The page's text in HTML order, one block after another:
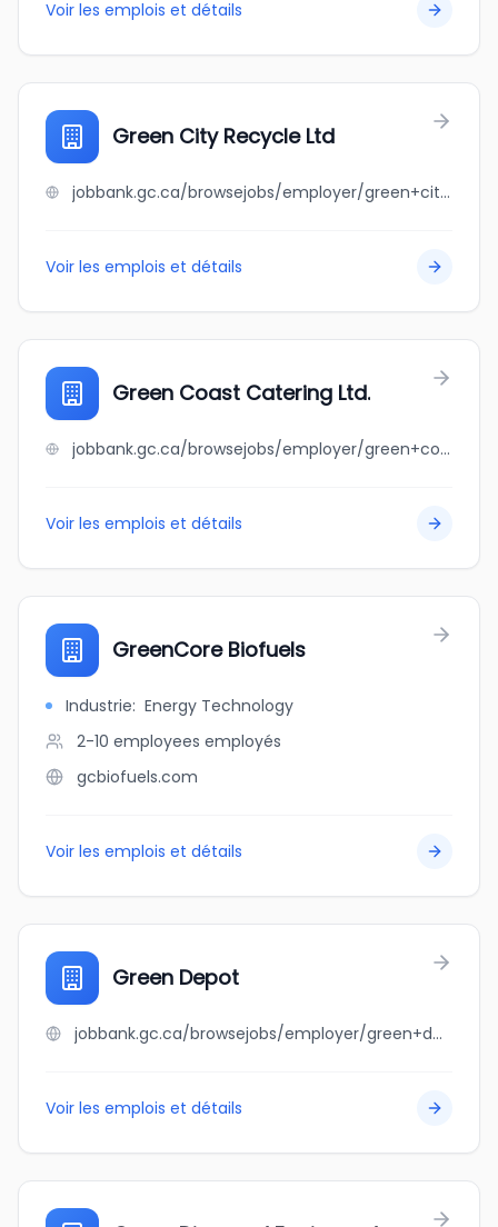
Voir les emplois et détails
Green City Recycle Ltd
jobbank.gc.ca/browsejobs/employer/green+city+recycle+ltd/ca
Voir les emplois et détails
Green Coast Catering Ltd.
jobbank.gc.ca/browsejobs/employer/green+coast+catering+ltd./ca
Voir les emplois et détails
GreenCore Biofuels
Industrie: Energy Technology
2-10 employees employés
gcbiofuels.com
Voir les emplois et détails
Green Depot
jobbank.gc.ca/browsejobs/employer/green+depot/ca
Voir les emplois et détails